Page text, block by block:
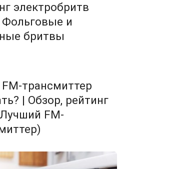
электробритв
Фольговые и
бритвы
трансмиттер
| Обзор, рейтинг
FM-